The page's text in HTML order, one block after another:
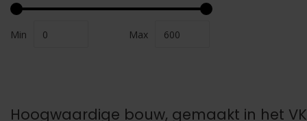
Min Max
Hoogwaardige bouw, gemaakt in het VK